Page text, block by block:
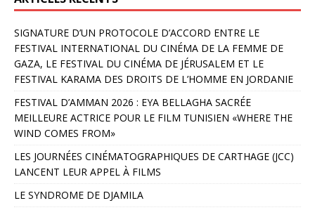
SIGNATURE D’UN PROTOCOLE D’ACCORD ENTRE LE
FESTIVAL INTERNATIONAL DU CINÉMA DE LA FEMME DE
GAZA, LE FESTIVAL DU CINÉMA DE JÉRUSALEM ET LE
FESTIVAL KARAMA DES DROITS DE L’HOMME EN JORDANIE
FESTIVAL D’AMMAN 2026 : EYA BELLAGHA SACRÉE
MEILLEURE ACTRICE POUR LE FILM TUNISIEN «WHERE THE
WIND COMES FROM»
LES JOURNÉES CINÉMATOGRAPHIQUES DE CARTHAGE (JCC)
LANCENT LEUR APPEL À FILMS
LE SYNDROME DE DJAMILA